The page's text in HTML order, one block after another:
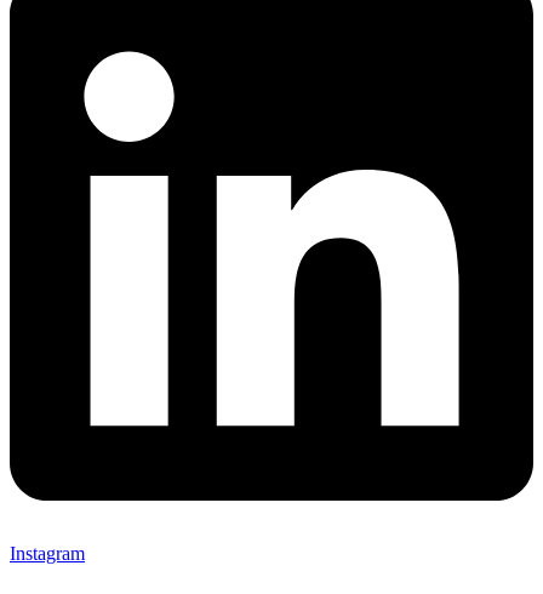
Instagram